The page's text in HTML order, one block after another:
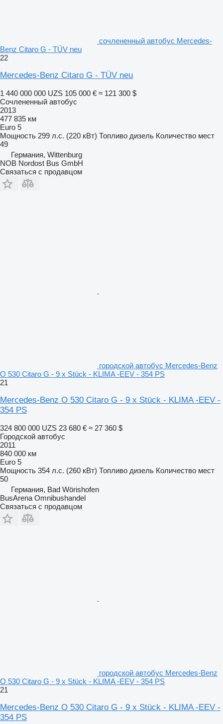
сочлененный автобус Mercedes-
Benz Citaro G - TÜV neu
22
Mercedes-Benz Citaro G - TÜV neu
1 440 000 000 UZS 105 000 € ≈ 121 300 $
Сочлененный автобус
2013
477 835 км
Euro 5
Мощность 299 л.с. (220 кВт) Топливо дизель Количество мест
49
Германия, Wittenburg
NOB Nordost Bus GmbH
Связаться с продавцом
городской автобус Mercedes-Benz
O 530 Citaro G - 9 x Stück - KLIMA -EEV - 354 PS
21
Mercedes-Benz O 530 Citaro G - 9 x Stück - KLIMA -EEV -
354 PS
324 800 000 UZS 23 680 € ≈ 27 360 $
Городской автобус
2011
840 000 км
Euro 5
Мощность 354 л.с. (260 кВт) Топливо дизель Количество мест
50
Германия, Bad Wörishofen
BusArena Omnibushandel
Связаться с продавцом
городской автобус Mercedes-Benz
O 530 Citaro G - 9 x Stück - KLIMA -EEV - 354 PS
21
Mercedes-Benz O 530 Citaro G - 9 x Stück - KLIMA -EEV -
354 PS